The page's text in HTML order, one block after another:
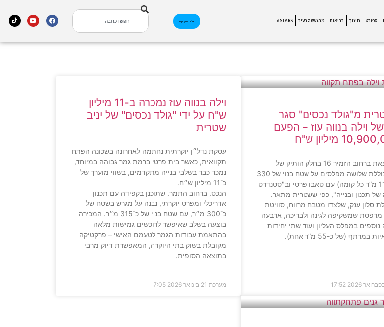
ספורט חינוך בריאות מהנעשה בעיר STARS⭐ אינדקס עסקים
מ"גולד נכסים" סגר
וילה בנווה עוז – הפעם
הוילה נמצאת ברחוב הזמיר 16 בחלק הותיק של
השכונה וכוללת שלושה מפלסים על שטח בנוי של 330
מ”ר (כ-110 מ”ר כל קומה) עם טאבו פרטי וב"סטנדרט
של תכנון ובנייה", כפי ששטרית מתאר.
סלון ענק, שלצדו מטבח מרווח, סוויטת
מרפסת שמשקיפה לגינה ולבריכה, ארבעה
נוספים במפלס העליון ועוד שתי יחידות
במרתף (של כ-55 מ”ר אחת).
17:52
וילה בנווה עוז נמכרה ב-11 מיליון
ש"ח על ידי "גולד נכסים" של יניב
שטרית
עסקת נדל״ן יוקרתית נחתמה לאחרונה בשכונה הפתח
תקוואית, כאשר בית פרטי ברמת גמר גבוהה במיוחד,
נמכר כבר בשלבי בנייה מתקדמים, בשווי מוערך של
כ־11 מיליון ש״ח.
הנכס, ברחוב התמר, שתוכנן בקפידה עם תכנון
אדריכלי ומפרט יוקרתי, נבנה על מגרש בשטח של
כ־300 מ״ר, עם שטח בנוי של כ־315 מ״ר. המכירה
בוצעה בשלב שאיפשר לרוכשים גמישות מלאה
בהתאמת עבודות הגמר לטעמם האישי – פרקטיקה
מקובלת בשוק בתי היוקרה, המאפשרת דיוק מרבי
בתוצאה הסופית.
מערכת 21 בינואר 2026 7:05